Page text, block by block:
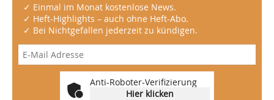
✓ Einmal im Monat kostenlose News.
✓ Heft-Highlights – auch ohne Heft-Abo.
✓ Bei Nichtgefallen jederzeit zu kündigen.
Anti-Roboter-Verifizierung
Hier klicken